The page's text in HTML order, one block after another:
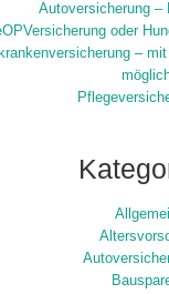
Autoversicherung –
oder
–